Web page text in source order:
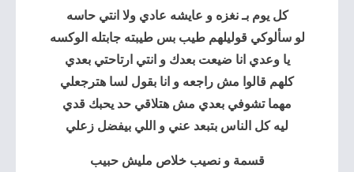
كل يوم بـ نغزه و عايشه عادي ولا انتي حاسه
لو سألوكي قوليلهم طيب بس طيبته جابتله الوكسه
يا وعدي انا ضيعت بعدك و انتي ارتاحتي بعدي
كلهم قالوا مش راجعه و انا بقول لسا هترجعلي
مهما تشوفي بعدي مش هتلاقي حد يحبك قدي
ليه كل الناس بتبعد عني و اللي بيفضل زعلي
قسمة و نصيب خلاص مليش حبيب